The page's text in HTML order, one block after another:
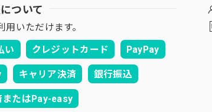
ついて
いただけます。
い
クレジットカード PayPay
キャリア決済 銀行振込
またはPay-easy